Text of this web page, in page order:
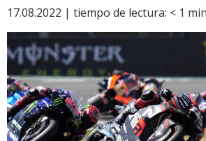
17.08.2022 | tiempo de lectura: < 1